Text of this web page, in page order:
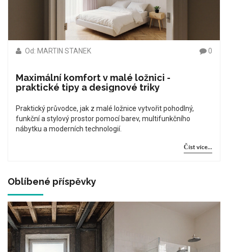
Od: MARTIN STANEK 0
Maximální komfort v malé ložnici -
praktické tipy a designové triky
Praktický průvodce, jak z malé ložnice vytvořit pohodlný,
funkční a stylový prostor pomocí barev, multifunkčního
nábytku a moderních technologií.
Číst více...
Oblíbené příspěvky